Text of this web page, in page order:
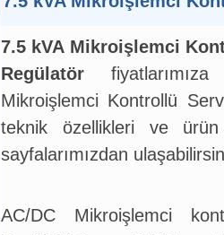
7.5 kVA Mikroişlemci
Regülatör
Mikroişlemci Kontrollü
teknik özellikleri ve ürün
sayfalarımızdan
AC/DC Mikroişlemci